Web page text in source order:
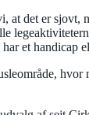
at det er sjovt,
et handicap
hvor